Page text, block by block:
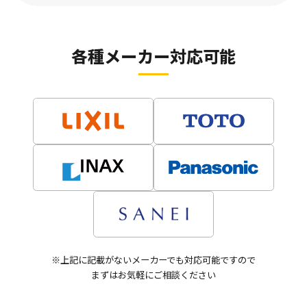
各種メーカー対応可能
※上記に記載がないメーカーでも対応可能ですので
まずはお気軽にご相談ください